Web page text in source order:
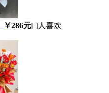
￥286元[ ]人喜欢